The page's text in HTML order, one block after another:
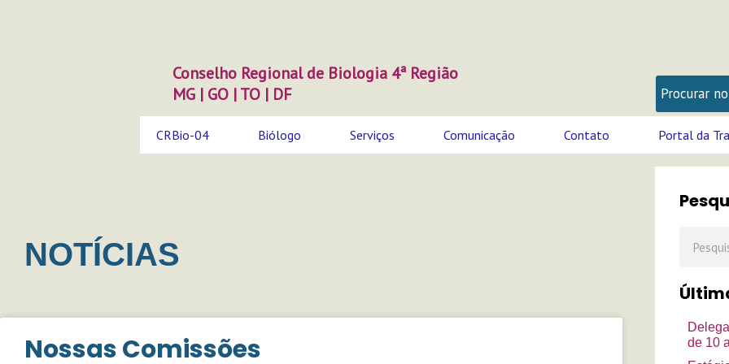
Conselho Regional de Biologia 4ª Região
MG | GO | TO | DF
CRBio-04 Biólogo Serviços Comunicação Contato Portal da
NOTÍCIAS
Nossas Comissões
de 10